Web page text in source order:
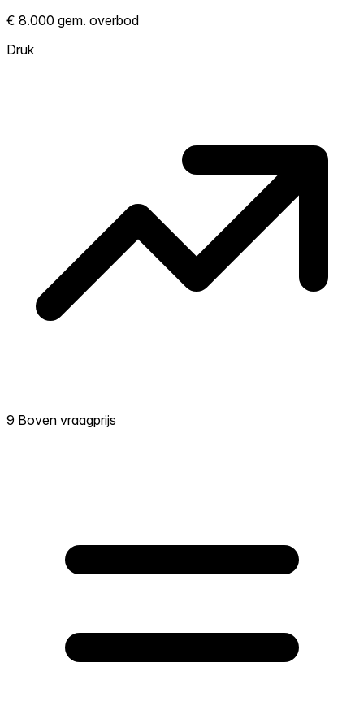
Laat zien hoe competitief de markt hier is.
Hoe meer woningen boven vraagprijs
verkopen, hoe heter. Heet? Verwacht
€ 8.000 gem. overbod
Druk
9 Boven vraagprijs